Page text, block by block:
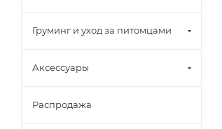
Груминг и уход за питомцами
Аксессуары
Распродажа